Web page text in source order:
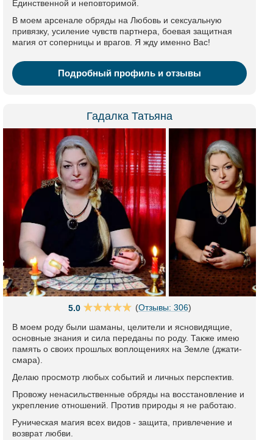
Единственной и неповторимой.
В моем арсенале обряды на Любовь и сексуальную
привязку, усиление чувств партнера, боевая защитная
магия от соперницы и врагов. Я жду именно Вас!
Подробный профиль и отзывы
Гадалка Татьяна
5.0 (Отзывы: 306)
В моем роду были шаманы, целители и ясновидящие,
основные знания и сила переданы по роду. Также имею
память о своих прошлых воплощениях на Земле (джати-
смара).
Делаю просмотр любых событий и личных перспектив.
Провожу ненасильственные обряды на восстановление и
укрепление отношений. Против природы я не работаю.
Руническая магия всех видов - защита, привлечение и
возврат любви.